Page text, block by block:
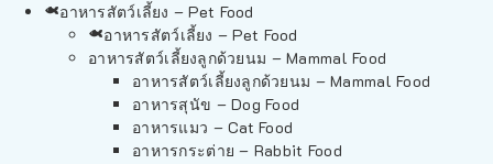
อาหารสัตว์เลี้ยง – Pet Food
อาหารสัตว์เลี้ยง – Pet Food
อาหารสัตว์เลี้ยงลูกด้วยนม – Mammal Food
อาหารสัตว์เลี้ยงลูกด้วยนม – Mammal Food
อาหารสุนัข – Dog Food
อาหารแมว – Cat Food
อาหารกระต่าย – Rabbit Food